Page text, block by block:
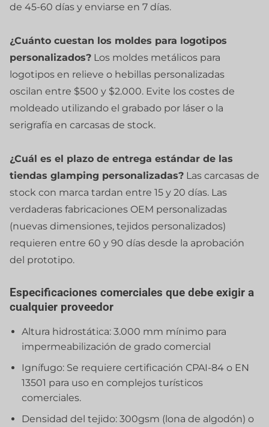
de 45-60 días y enviarse en 7 días.
¿Cuánto cuestan los moldes para logotipos
personalizados? Los moldes metálicos para
logotipos en relieve o hebillas personalizadas
oscilan entre $500 y $2.000. Evite los costes de
moldeado utilizando el grabado por láser o la
serigrafía en carcasas de stock.
¿Cuál es el plazo de entrega estándar de las
tiendas glamping personalizadas? Las carcasas de
stock con marca tardan entre 15 y 20 días. Las
verdaderas fabricaciones OEM personalizadas
(nuevas dimensiones, tejidos personalizados)
requieren entre 60 y 90 días desde la aprobación
del prototipo.
Especificaciones comerciales que debe exigir a
cualquier proveedor
Altura hidrostática: 3.000 mm mínimo para
impermeabilización de grado comercial
Ignífugo: Se requiere certificación CPAI-84 o EN
13501 para uso en complejos turísticos
comerciales.
Densidad del tejido: 300gsm (lona de algodón) o